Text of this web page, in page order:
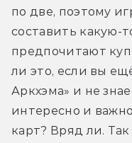
по две, поэтому
составить какую-
предпочитают
ли это, если вы
Аркхэма» и не
интересно и
карт? Вряд ли.